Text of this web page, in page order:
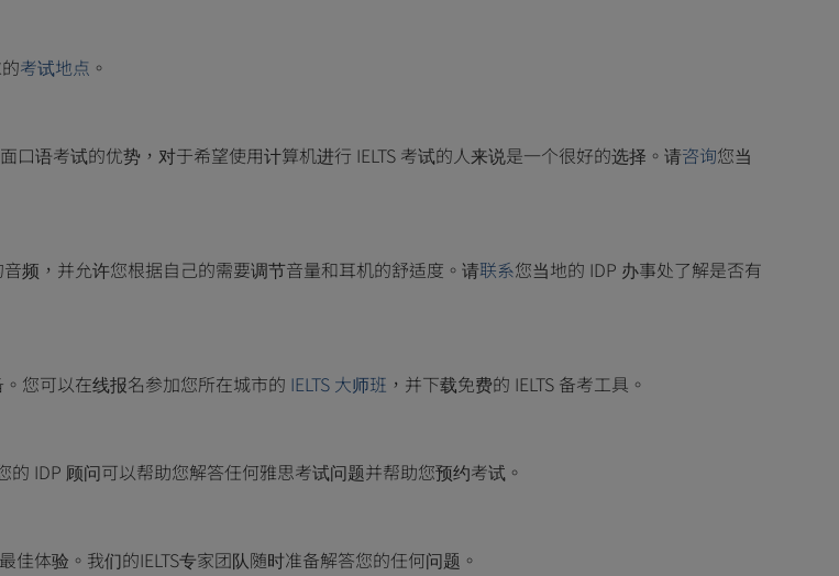
考试地点 。
口语考试的优势，对于希望使用计算机进行 IELTS 考试的人来说是一个很好的选择。请咨询您当
频，并允许您根据自己的需要调节音量和耳机的舒适度。请联系您当地的 IDP 办事处了解是否有
您可以在线报名参加您所在城市的 IELTS 大师班 ，并下载免费的 IELTS 备考工具。
IDP 顾问可以帮助您解答任何雅思考试问题并帮助您预约考试。
体验。我们的IELTS专家团队随时准备解答您的任何问题。